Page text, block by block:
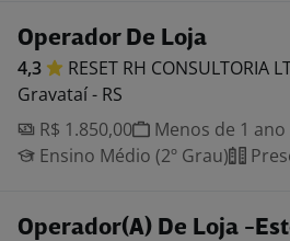
Operador De Loja
4,3 RESET RH CONSULTORIA
Gravataí - RS
R$ 1.850,00
Menos de 1 ano
Ensino Médio (2º Grau)
Operador(A) De Loja -